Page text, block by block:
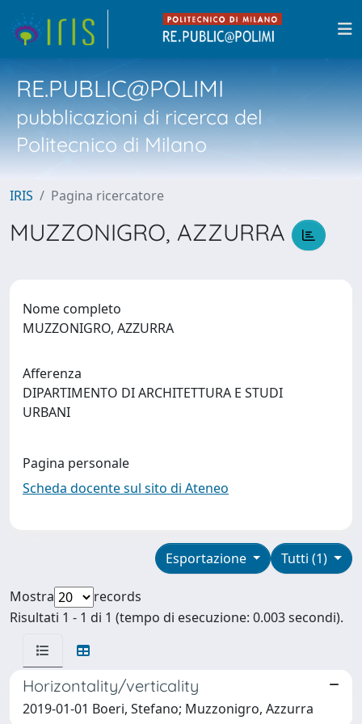
RE.PUBLIC@POLIMI
pubblicazioni di ricerca del
Politecnico di Milano
IRIS Pagina ricercatore
MUZZONIGRO, AZZURRA
Nome completo
MUZZONIGRO, AZZURRA
Afferenza
DIPARTIMENTO DI ARCHITETTURA E STUDI
URBANI
Pagina personale
Scheda docente sul sito di Ateneo
Tutti (1)
Esportazione
Mostra
records
Risultati 1 - 1 di 1 (tempo di esecuzione: 0.003 secondi).
Horizontality/verticality
2019-01-01 Boeri, Stefano; Muzzonigro, Azzurra